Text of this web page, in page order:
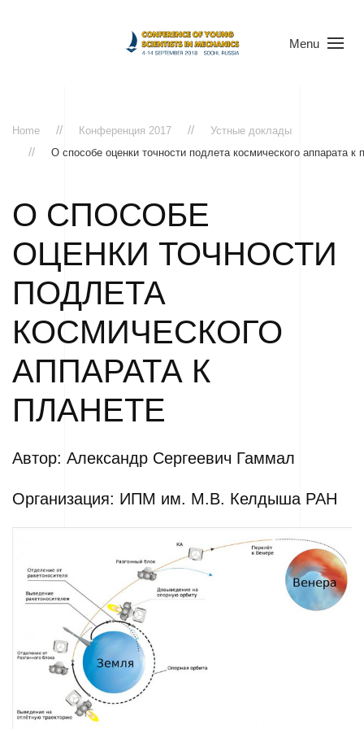
Menu
Home Конференция 2017
Устные доклады
О способе оценки точности подлета космического аппарата к
О СПОСОБЕ
ОЦЕНКИ ТОЧНОСТИ
ПОДЛЕТА
КОСМИЧЕСКОГО
АППАРАТА К
ПЛАНЕТЕ
Автор: Александр Сергеевич Гаммал
Организация: ИПМ им. М.В. Келдыша РАН